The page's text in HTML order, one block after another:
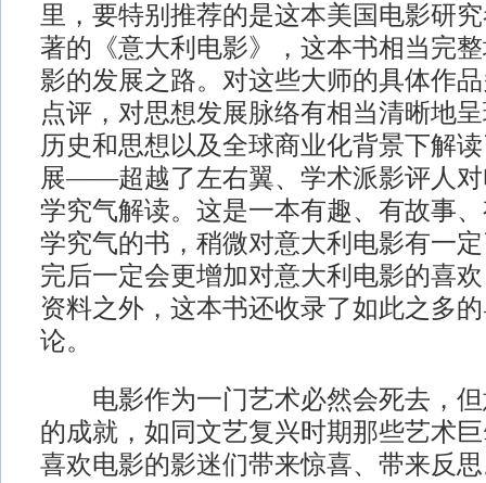
里，要特别推荐的是这本美国电影研
著的《意大利电影》，这本书相当完
影的发展之路。对这些大师的具体作
点评，对思想发展脉络有相当清晰地
历史和思想以及全球商业化背景下解
展——超越了左右翼、学术派影评人对
学究气解读。这是一本有趣、有故事
学究气的书，稍微对意大利电影有一
完后一定会更增加对意大利电影的喜
资料之外，这本书还收录了如此之多
论。
电影作为一门艺术必然会死去，但
的成就，如同文艺复兴时期那些艺术
喜欢电影的影迷们带来惊喜、带来反